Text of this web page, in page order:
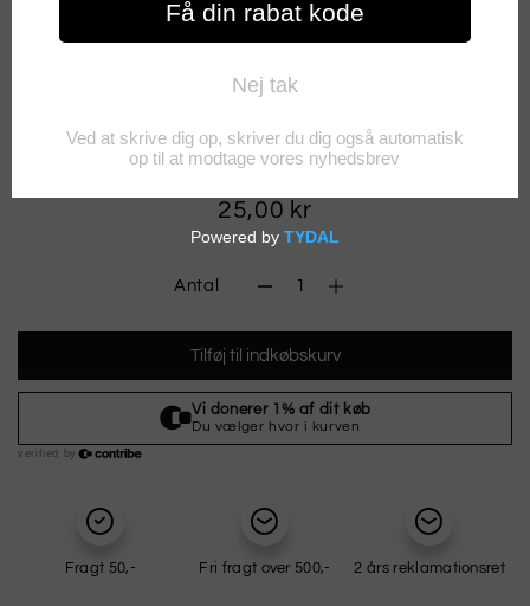
RØGELSE - SATYA - 7
CHAKRA
25,00 kr
Antal
Tilføj til indkøbskurv
Fragt 50,- Fri fragt over 500,- 2 års reklamationsret